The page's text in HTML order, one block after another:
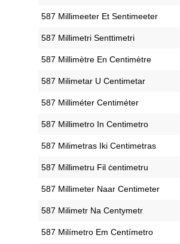
‎587 Millimeeter Et Sentimeeter
‎587 Millimetri Senttimetri
‎587 Millimètre En Centimètre
‎587 Milimetar U Centimetar
‎587 Milliméter Centiméter
‎587 Millimetro In Centimetro
‎587 Milimetras Iki Centimetras
‎587 Millimetru Fil ċentimetru
‎587 Millimeter Naar Centimeter
‎587 Milimetr Na Centymetr
‎587 Milímetro Em Centímetro